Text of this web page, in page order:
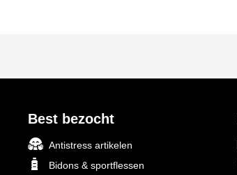
Best bezocht
Antistress artikelen
Bidons & sportflessen